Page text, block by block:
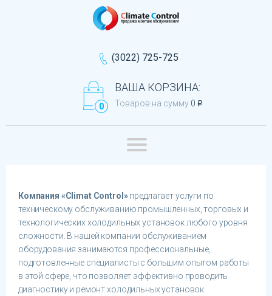
(3022) 725-725
0
ВАША КОРЗИНА:
Товаров на сумму 0 q
Компания «Climat Control»предлагает услуги по
техническому обслуживанию промышленных, торговых и
технологических холодильных установок любого уровня
сложности. В нашей компании обслуживанием
оборудования занимаются профессиональные,
подготовленные специалисты с большим опытом работы
в этой сфере, что позволяет эффективно проводить
диагностику и ремонт холодильных установок.